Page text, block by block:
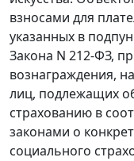
взносами для
указанных в
Закона N 212-ФЗ,
вознаграждения,
лиц, подлежащих
страхованию в
законами о
социального